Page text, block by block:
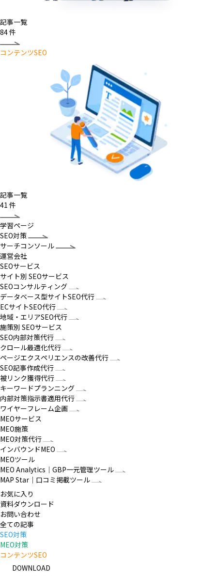
記事一覧
84件
コンテンツSEO
記事一覧
41 件
学習ページ
SEO対策
サーチコンソール
運営会社
SEOサービス
サイト別 SEOサービス
SEOコンサルティング
データベース型サイトSEO代行
ECサイトSEO代行
地域・エリアSEO代行
施策別 SEOサービス
SEO内部対策代行
クロール最適化代行
ページエクスペリエンスの改善代行
SEO記事作成代行
被リンク獲得代行
キーワードプランニング
内部対策指示書適用代行
ワイヤーフレーム企画
MEOサービス
MEO施策
MEO対策代行
インバウンドMEO
MEOツール
MEO Analytics｜GBP一元管理ツール
MAP Star｜口コミ掲載ツール
お気に入り
資料ダウンロード
お問い合わせ
全ての記事
SEO対策
MEO対策
コンテンツSEO
DOWNLOAD